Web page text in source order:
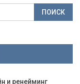
и ренейминг